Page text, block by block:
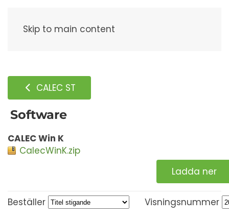
Skip to main content
CALEC ST
Software
CALEC Win K
CalecWinK.zip
Ladda ner
Beställer Visningsnummer